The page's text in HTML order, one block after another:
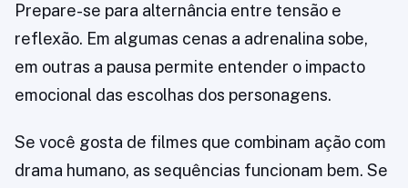
Prepare-se para alternância entre tensão e
reflexão. Em algumas cenas a adrenalina sobe,
em outras a pausa permite entender o impacto
emocional das escolhas dos personagens.
Se você gosta de filmes que combinam ação com
drama humano, as sequências funcionam bem. Se